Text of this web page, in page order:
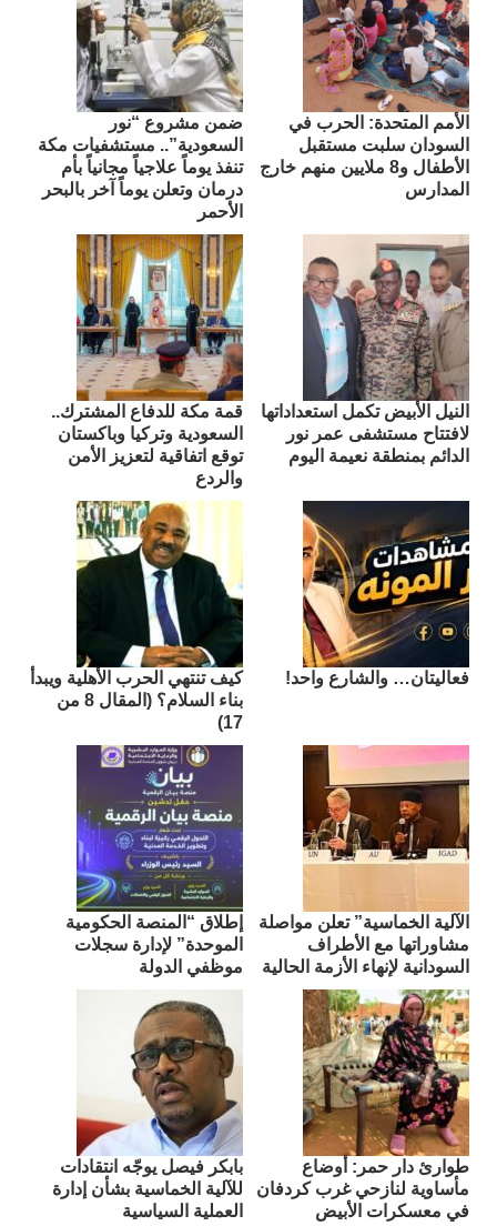
الأمم المتحدة: الحرب في
السودان سلبت مستقبل
الأطفال و8 ملايين منهم خارج
المدارس
ضمن مشروع “نور
السعودية”.. مستشفيات مكة
تنفذ يوماً علاجياً مجانياً بأم
درمان وتعلن يوماً آخر بالبحر
الأحمر
النيل الأبيض تكمل استعداداتها
لافتتاح مستشفى عمر نور
الدائم بمنطقة نعيمة اليوم
قمة مكة للدفاع المشترك..
السعودية وتركيا وباكستان
توقع اتفاقية لتعزيز الأمن
والردع
فعاليتان… والشارع واحد!
كيف تنتهي الحرب الأهلية ويبدأ
بناء السلام؟ (المقال 8 من
17)
الآلية الخماسية” تعلن مواصلة
مشاوراتها مع الأطراف
السودانية لإنهاء الأزمة الحالية
إطلاق “المنصة الحكومية
الموحدة” لإدارة سجلات
موظفي الدولة
طوارئ دار حمر: أوضاع
مأساوية لنازحي غرب كردفان
في معسكرات الأبيض
بابكر فيصل يوجّه انتقادات
للآلية الخماسية بشأن إدارة
العملية السياسية